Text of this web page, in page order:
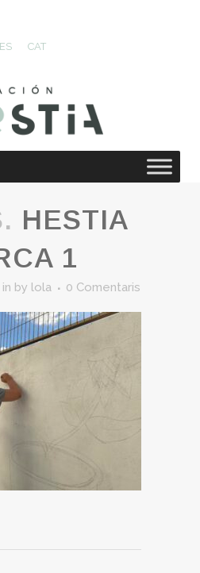
ES CAT
HESTIA
1
in by lola 0 Comentaris